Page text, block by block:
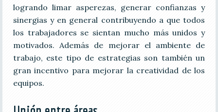
logrando limar asperezas, generar confianzas y
sinergias y en general contribuyendo a que todos
los trabajadores se sientan mucho más unidos y
motivados. Además de mejorar el ambiente de
trabajo, este tipo de estrategias son también un
gran incentivo para mejorar la creatividad de los
equipos.